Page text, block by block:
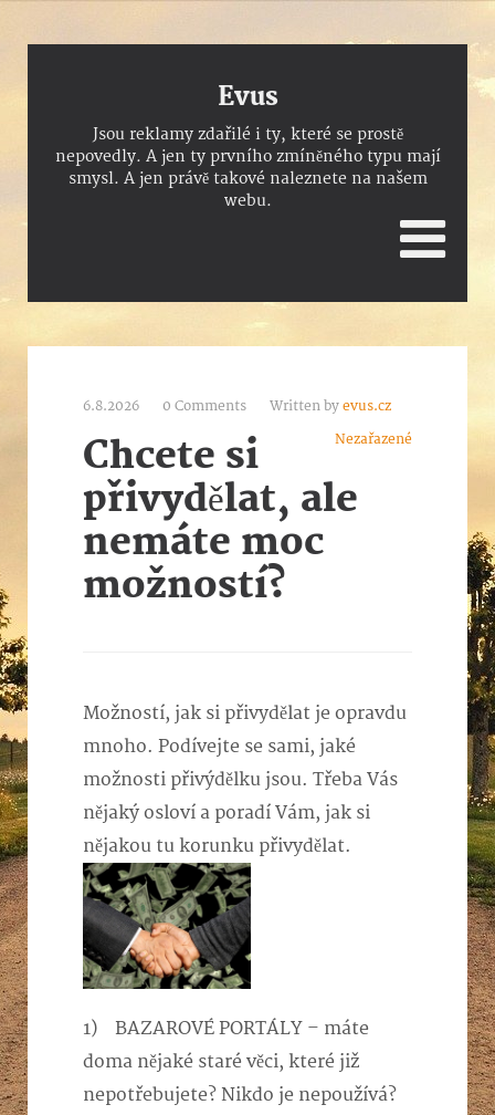
Evus
Jsou reklamy zdařilé i ty, které se prostě
nepovedly. A jen ty prvního zmíněného typu mají
smysl. A jen právě takové naleznete na našem
webu.
6.8.2026 0 Comments Written by evus.cz
Nezařazené
Chcete si
přivydělat, ale
nemáte moc
možností?
Možností, jak si přivydělat je opravdu
mnoho. Podívejte se sami, jaké
možnosti přivýdělku jsou. Třeba Vás
nějaký osloví a poradí Vám, jak si
nějakou tu korunku přivydělat.
1) BAZAROVÉ PORTÁLY – máte
doma nějaké staré věci, které již
nepotřebujete? Nikdo je nepoužívá?